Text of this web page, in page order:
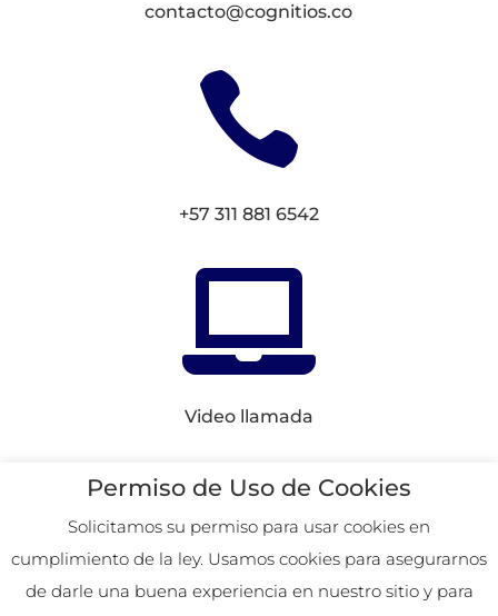
contacto@cognitios.co

+57 311 881 6542

Video llamada
Conectemos enRedes
2026. Remoto desde
Permiso de Uso de Cookies
Solicitamos su permiso para usar cookies en
cumplimiento de la ley. Usamos cookies para asegurarnos
de darle una buena experiencia en nuestro sitio y para